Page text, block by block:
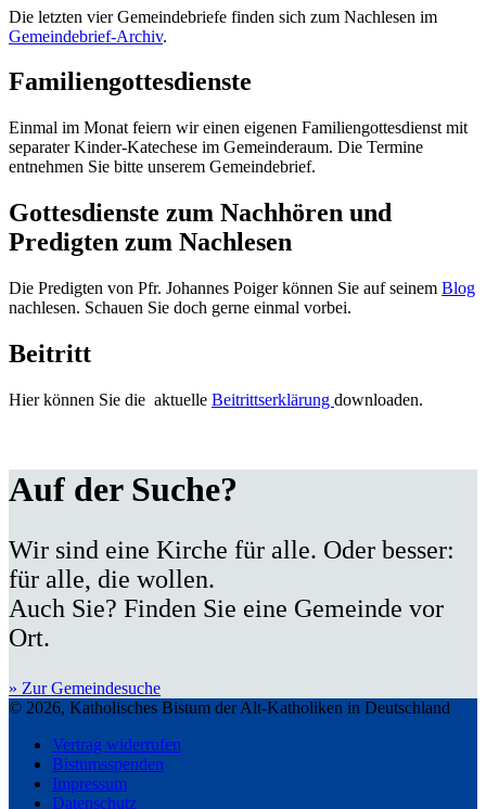
Die letzten vier Gemeindebriefe finden sich zum Nachlesen im
Gemeindebrief-Archiv.
Familiengottesdienste
Einmal im Monat feiern wir einen eigenen Familiengottesdienst mit
separater Kinder-Katechese im Gemeinderaum. Die Termine
entnehmen Sie bitte unserem Gemeindebrief.
Gottesdienste zum Nachhören und
Predigten zum Nachlesen
Die Predigten von Pfr. Johannes Poiger können Sie auf seinem Blog
nachlesen. Schauen Sie doch gerne einmal vorbei.
Beitritt
Hier können Sie die aktuelle Beitrittserklärung downloaden.
Auf der Suche?
Wir sind eine Kirche für alle. Oder besser:
für alle, die wollen.
Auch Sie? Finden Sie eine Gemeinde vor
Ort.
» Zur Gemeindesuche
© 2026, Katholisches Bistum der Alt-Katholiken in Deutschland
Vertrag widerrufen
Bistumsspenden
Impressum
Datenschutz